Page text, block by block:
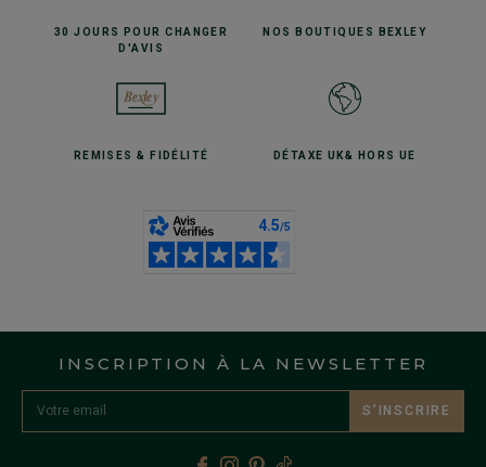
30 JOURS POURCHANGER
D'AVIS
NOS BOUTIQUES BEXLEY
REMISES& FIDÉLITÉ DÉTAXE UK& HORS UE
INSCRIPTION À LA NEWSLETTER
S’INSCRIRE